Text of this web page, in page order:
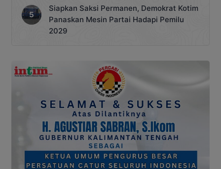
Siapkan Saksi Permanen, Demokrat Kotim
Panaskan Mesin Partai Hadapi Pemilu
2029